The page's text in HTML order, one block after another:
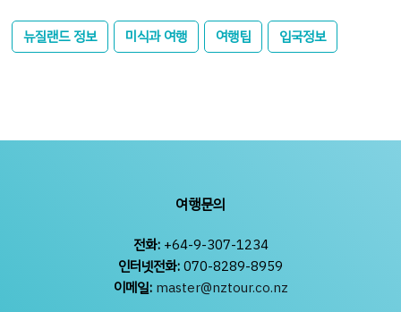
뉴질랜드 정보 미식과 여행 여행팁 입국정보
여행문의
전화:+64-9-307-1234
인터넷전화:070-8289-8959
이메일: master@nztour.co.nz